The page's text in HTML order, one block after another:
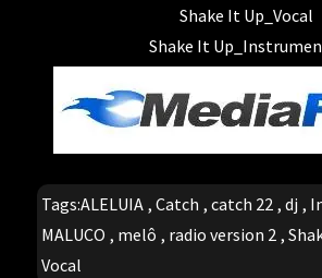
Shake It Up_Vocal
Shake It
Tags:ALELUIA ,Catch ,catch 22 ,dj ,
MALUCO , melô , radio version 2 ,
Vocal